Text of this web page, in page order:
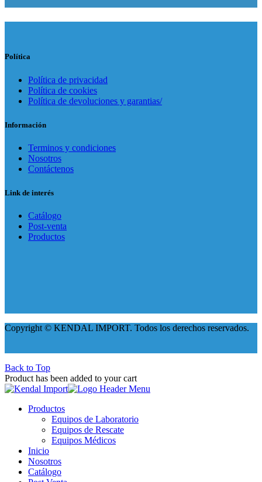
Política
Política de privacidad
Política de cookies
Política de devoluciones y garantias/
Información
Terminos y condiciones
Nosotros
Contáctenos
Link de interés
Catálogo
Post-venta
Productos
Copyright © KENDAL IMPORT. Todos los derechos reservados.
Back to Top
Product has been added to your cart
Productos
Equipos de Laboratorio
Equipos de Rescate
Equipos Médicos
Inicio
Nosotros
Catálogo